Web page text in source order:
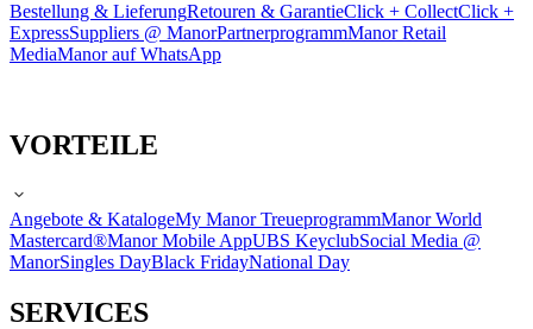
Bestellung & LieferungRetouren & GarantieClick + CollectClick +
ExpressSuppliers @ ManorPartnerprogrammManor Retail
MediaManor auf WhatsApp
VORTEILE
Angebote & KatalogeMy Manor TreueprogrammManor World
Mastercard®Manor Mobile AppUBS KeyclubSocial Media @
ManorSingles DayBlack FridayNational Day
SERVICES